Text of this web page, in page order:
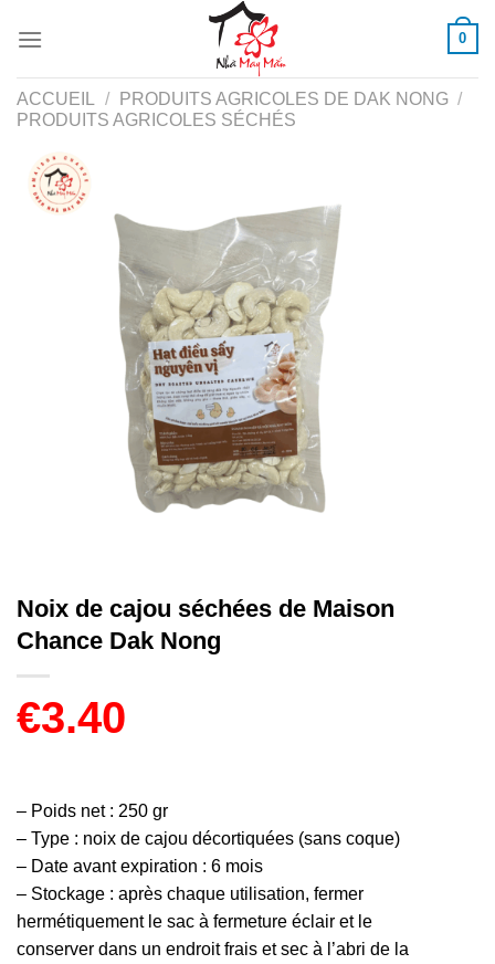
0
ACCUEIL / PRODUITS AGRICOLES DE DAK NONG /
PRODUITS AGRICOLES SÉCHÉS
Noix de cajou séchées de Maison
Chance Dak Nong
€3.40
– Poids net : 250 gr
– Type : noix de cajou décortiquées (sans coque)
– Date avant expiration : 6 mois
– Stockage : après chaque utilisation, fermer
hermétiquement le sac à fermeture éclair et le
conserver dans un endroit frais et sec à l’abri de la